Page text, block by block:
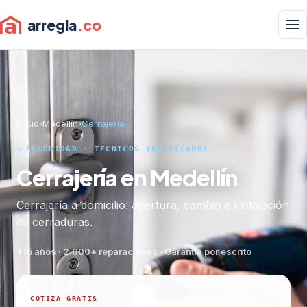
arregla.co
Inicio›Medellín›Cerrajería
SEGURIDAD · TÉCNICOS VERIFICADOS
Cerrajería en Medellín
Cerrajería a domicilio: apertura, cambio e instalación
de cerraduras.
+15 años · 2.000+ reparaciones · Garantía por escrito
COTIZA GRATIS